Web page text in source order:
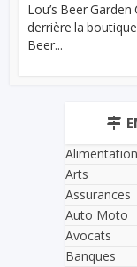
Lou’s Beer
derrière la
Beer...
Alimentation
Arts
Assurances
Auto Moto
Avocats
Banques